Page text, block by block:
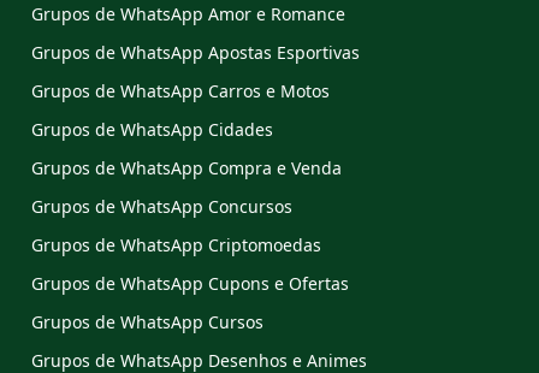
Grupos de WhatsApp Amor e Romance
Grupos de WhatsApp Apostas Esportivas
Grupos de WhatsApp Carros e Motos
Grupos de WhatsApp Cidades
Grupos de WhatsApp Compra e Venda
Grupos de WhatsApp Concursos
Grupos de WhatsApp Criptomoedas
Grupos de WhatsApp Cupons e Ofertas
Grupos de WhatsApp Cursos
Grupos de WhatsApp Desenhos e Animes